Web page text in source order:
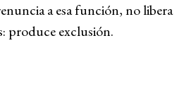
a esa función, no libera
produce exclusión.